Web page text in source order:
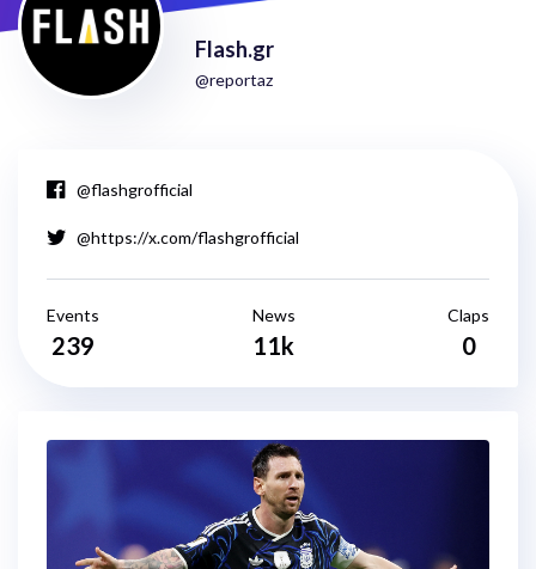
Flash.gr
@reportaz
@flashgrofficial
@https://x.com/flashgrofficial
Events
239
News
11k
Claps
0